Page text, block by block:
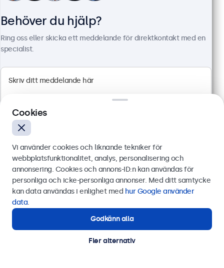
Visa
24 Tums Bildskärm, Metall
Artikelnummer:24HD7M
100+ i lager
1920 x 1080 upplösning (Full HD)
Behöver du hjälp?
Ring oss eller skicka ett meddelande för direktkontakt med en
specialist.
Skicka
Kontakta våra experter.
Cookies
Vi använder cookies och liknande tekniker för
webbplatsfunktionalitet, analys, personalisering och
annonsering. Cookies och annons-ID:n kan användas för
personliga och icke-personliga annonser. Med ditt samtycke
kan data användas i enlighet med hur Google använder
data.
Godkänn alla
Fler alternativ